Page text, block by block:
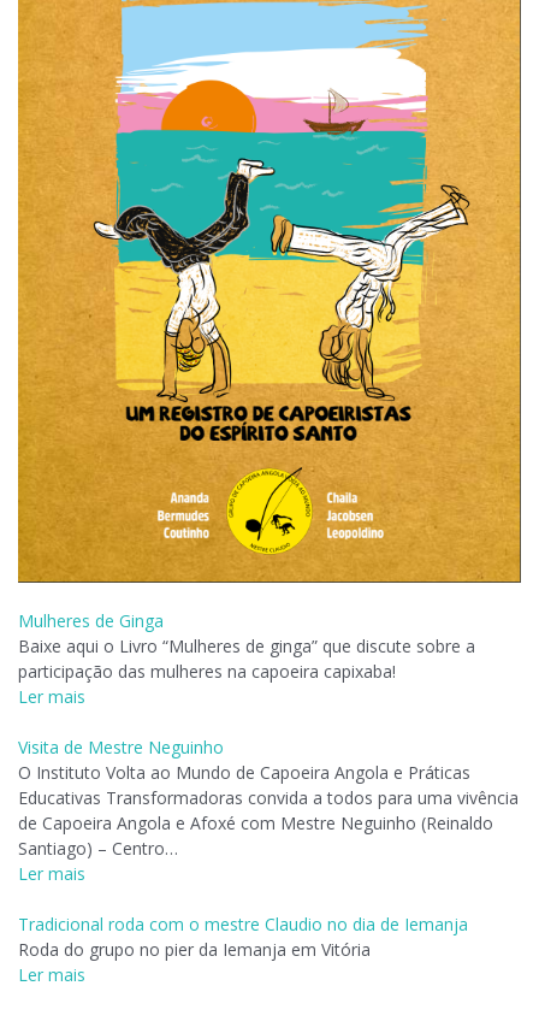
Mulheres de Ginga
Baixe aqui o Livro “Mulheres de ginga” que discute sobre a
participação das mulheres na capoeira capixaba!
Ler mais
Visita de Mestre Neguinho
O Instituto Volta ao Mundo de Capoeira Angola e Práticas
Educativas Transformadoras convida a todos para uma vivência
de Capoeira Angola e Afoxé com Mestre Neguinho (Reinaldo
Santiago) – Centro…
Ler mais
Tradicional roda com o mestre Claudio no dia de Iemanja
Roda do grupo no pier da Iemanja em Vitória
Ler mais